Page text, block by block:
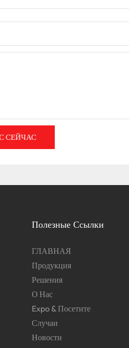
СЕЙЧАС
Полезные Ссылки
ГЛАВНАЯ
Продукция
Решения
О Нас
Expo & Посетите
Случаи
Новости